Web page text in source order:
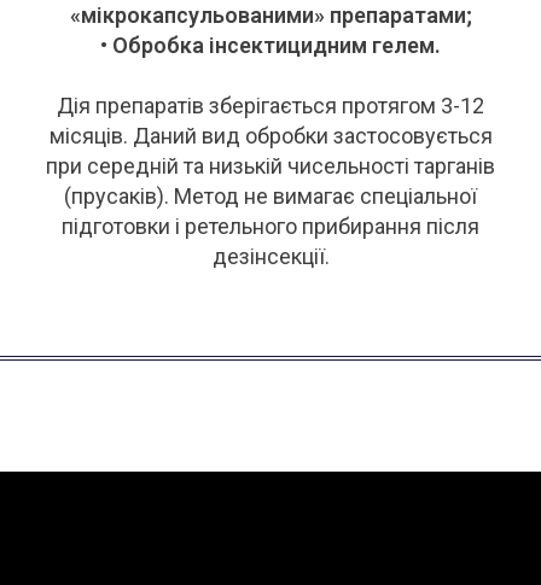
«мікрокапсульованими» препаратами;
• Обробка інсектицидним гелем.
Дія препаратів зберігається протягом 3-12
місяців. Даний вид обробки застосовується
при середній та низькій чисельності тарганів
(прусаків). Метод не вимагає спеціальної
підготовки і ретельного прибирання після
дезінсекції.